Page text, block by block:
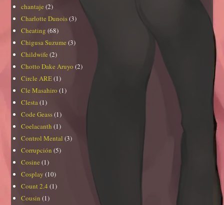
chantaje (2)
Charlotte Dunois(3)
Cheating (68)
Chigusa Suzume (3)
Childwife (2)
Chotto Dake Aruyo (2)
Circle ARE(1)
Cle Masahiro (1)
Clesta(1)
Code Geass(1)
Coelacanth (1)
Control Mental (3)
Corrupción (5)
Cosine (1)
Cosplay (10)
Count 2.4 (1)
Cousin (1)